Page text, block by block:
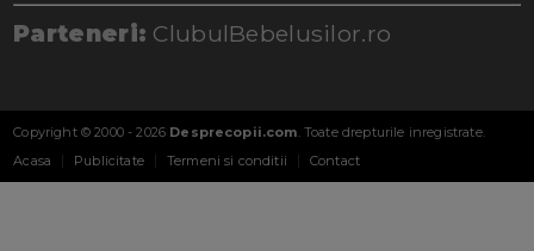
Parteneri: ClubulBebelusilor.ro
Copyright © 2000 - 2026 Desprecopii.com . Toate drepturile inregistrate.
Acasa
Publicitate Termeni si conditii Contact